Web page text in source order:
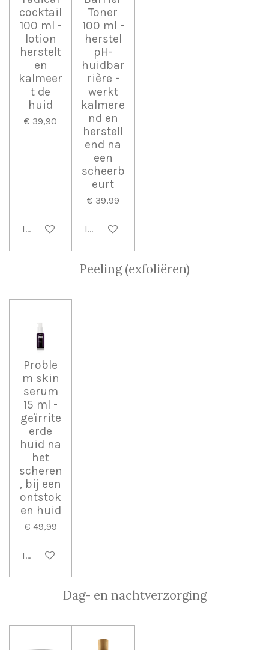
cocktail
100 ml -
lotion
herstelt
en
kalmeer
t de
huid
€ 39,90
In winkelwagen
Toner
100 ml -
herstel
pH-
huidbar
rière -
werkt
kalmere
nd en
herstell
end na
een
scheerb
eurt
€ 39,99
In winkelwagen
Peeling (exfoliëren)
Proble
m skin
serum
15 ml -
geïrrite
erde
huid na
het
scheren
, bij een
ontstok
en huid
€ 49,99
In winkelwagen
Dag- en nachtverzorging